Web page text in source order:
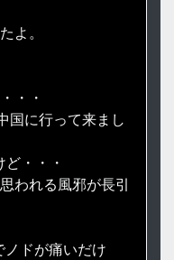
よ。
・・
国に行って来まし
・・・
われる風邪が長引
ドが痛いだけ